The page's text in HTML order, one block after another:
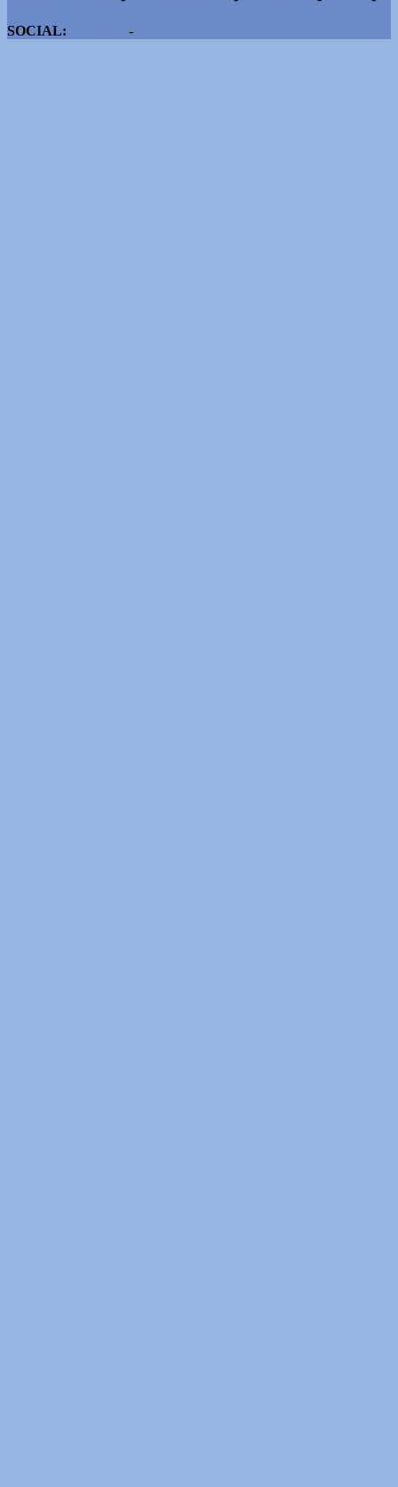
SOCIAL:
-